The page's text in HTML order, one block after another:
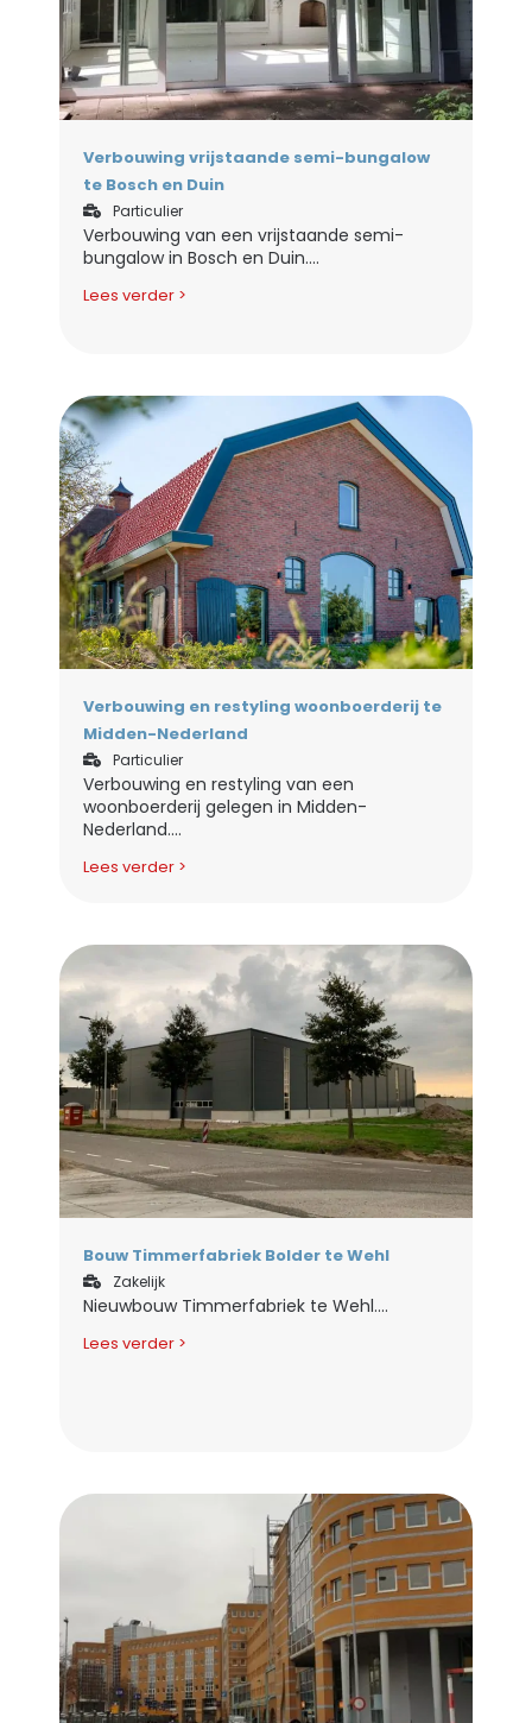
Verbouwing vrijstaande semi-bungalow
te Bosch en Duin
Particulier
Verbouwing van een vrijstaande semi-
bungalow in Bosch en Duin....
Lees verder >
Verbouwing en restyling woonboerderij te
Midden-Nederland
Particulier
Verbouwing en restyling van een
woonboerderij gelegen in Midden-
Nederland....
Lees verder >
Bouw Timmerfabriek Bolder te Wehl
Zakelijk
Nieuwbouw Timmerfabriek te Wehl....
Lees verder >